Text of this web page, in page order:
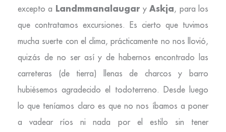
excepto a Landmmanalaugar yAskja, para los
que contratamos excursiones. Es cierto que tuvimos
mucha suerte con el clima, prácticamente no nos llovió,
quizás de no ser así y de habernos encontrado las
carreteras (de tierra) llenas de charcos y barro
hubiésemos agradecido el todoterreno. Desde luego
lo que teníamos claro es que no nos íbamos a poner
a vadear ríos ni nada por el estilo sin tener